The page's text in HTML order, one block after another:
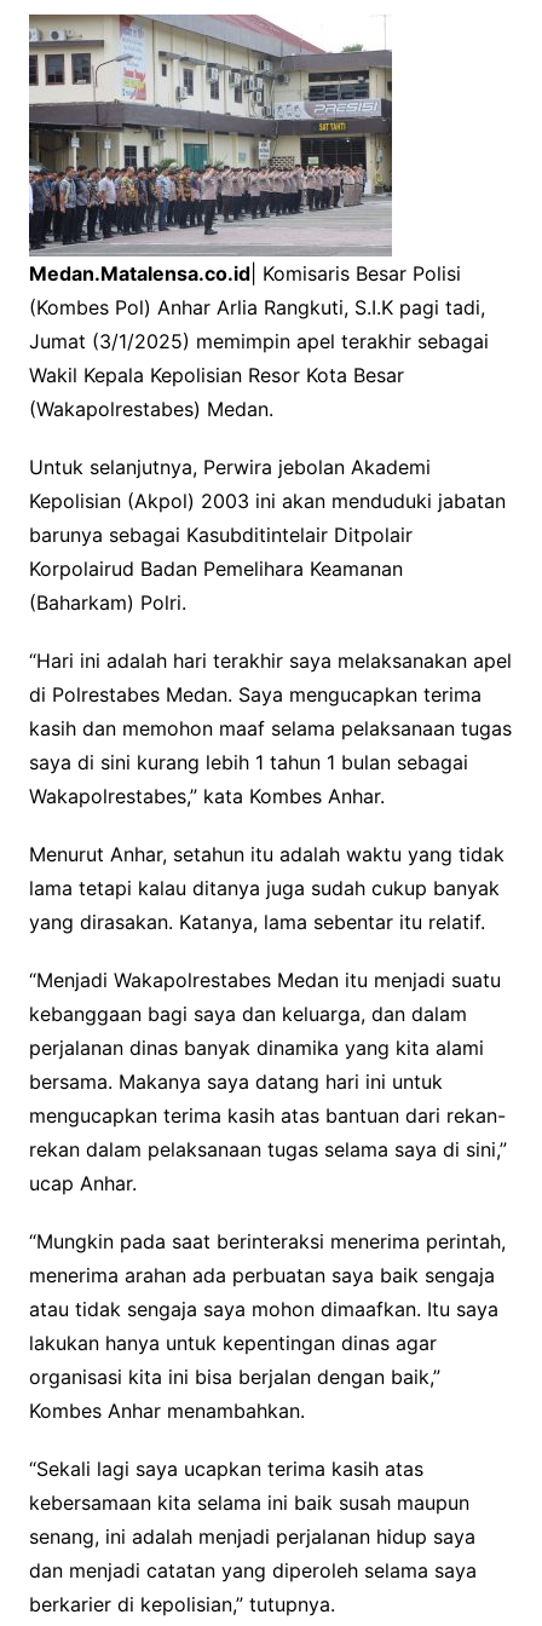
c
e
b
o
o
k
i
t
t
e
r
a
t
s
A
p
p
Medan.Matalensa.co.id| Komisaris Besar Polisi
(Kombes Pol) Anhar Arlia Rangkuti, S.I.K pagi tadi,
Jumat (3/1/2025) memimpin apel terakhir sebagai
Wakil Kepala Kepolisian Resor Kota Besar
(Wakapolrestabes) Medan.
Untuk selanjutnya, Perwira jebolan Akademi
Kepolisian (Akpol) 2003 ini akan menduduki jabatan
barunya sebagai Kasubditintelair Ditpolair
Korpolairud Badan Pemelihara Keamanan
(Baharkam) Polri.
“Hari ini adalah hari terakhir saya melaksanakan apel
di Polrestabes Medan. Saya mengucapkan terima
kasih dan memohon maaf selama pelaksanaan tugas
saya di sini kurang lebih 1 tahun 1 bulan sebagai
Wakapolrestabes,” kata Kombes Anhar.
Menurut Anhar, setahun itu adalah waktu yang tidak
lama tetapi kalau ditanya juga sudah cukup banyak
yang dirasakan. Katanya, lama sebentar itu relatif.
“Menjadi Wakapolrestabes Medan itu menjadi suatu
kebanggaan bagi saya dan keluarga, dan dalam
perjalanan dinas banyak dinamika yang kita alami
bersama. Makanya saya datang hari ini untuk
mengucapkan terima kasih atas bantuan dari rekan-
rekan dalam pelaksanaan tugas selama saya di sini,”
ucap Anhar.
“Mungkin pada saat berinteraksi menerima perintah,
menerima arahan ada perbuatan saya baik sengaja
atau tidak sengaja saya mohon dimaafkan. Itu saya
lakukan hanya untuk kepentingan dinas agar
organisasi kita ini bisa berjalan dengan baik,”
Kombes Anhar menambahkan.
“Sekali lagi saya ucapkan terima kasih atas
kebersamaan kita selama ini baik susah maupun
senang, ini adalah menjadi perjalanan hidup saya
dan menjadi catatan yang diperoleh selama saya
berkarier di kepolisian,” tutupnya.